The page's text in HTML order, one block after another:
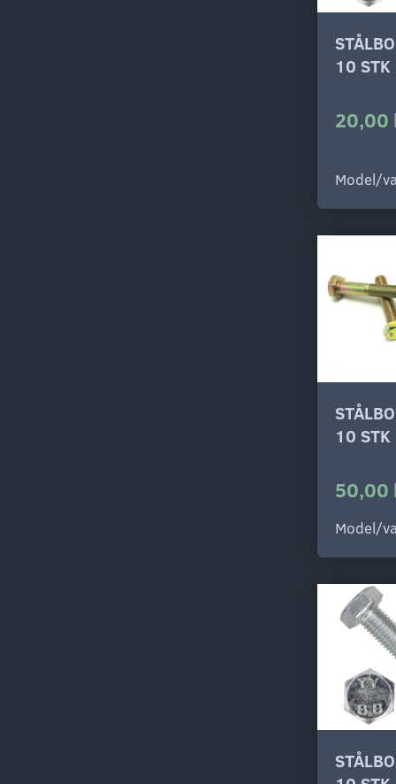
10 STK
20,00
Model/
10 STK
50,00
Model/